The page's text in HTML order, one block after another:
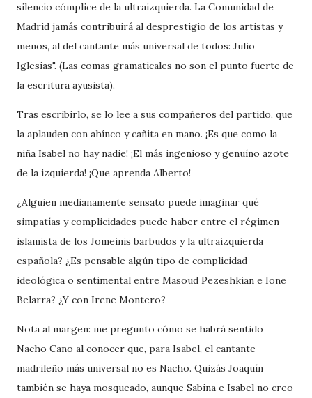
silencio cómplice de la ultraizquierda. La Comunidad de
Madrid jamás contribuirá al desprestigio de los artistas y
menos, al del cantante más universal de todos: Julio
Iglesias". (Las comas gramaticales no son el punto fuerte de
la escritura ayusista).
Tras escribirlo, se lo lee a sus compañeros del partido, que
la aplauden con ahínco y cañita en mano. ¡Es que como la
niña Isabel no hay nadie! ¡El más ingenioso y genuíno azote
de la izquierda! ¡Que aprenda Alberto!
¿Alguien medianamente sensato puede imaginar qué
simpatías y complicidades puede haber entre el régimen
islamista de los Jomeinis barbudos y la ultraizquierda
española? ¿Es pensable algún tipo de complicidad
ideológica o sentimental entre Masoud Pezeshkian e Ione
Belarra? ¿Y con Irene Montero?
Nota al margen: me pregunto cómo se habrá sentido
Nacho Cano al conocer que, para Isabel, el cantante
madrileño más universal no es Nacho. Quizás Joaquín
también se haya mosqueado, aunque Sabina e Isabel no creo